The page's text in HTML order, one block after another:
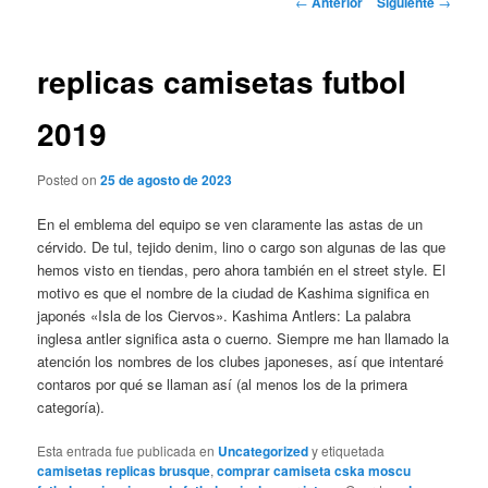
replicas camisetas futbol
2019
Posted on25 de agosto de 2023
En el emblema del equipo se ven claramente las astas de un
cérvido. De tul, tejido denim, lino o cargo son algunas de las que
hemos visto en tiendas, pero ahora también en el street style. El
motivo es que el nombre de la ciudad de Kashima significa en
japonés «Isla de los Ciervos». Kashima Antlers: La palabra
inglesa antler significa asta o cuerno. Siempre me han llamado la
atención los nombres de los clubes japoneses, así que intentaré
contaros por qué se llaman así (al menos los de la primera
categoría).
Esta entrada fue publicada en Uncategorizedy etiquetada
camisetas replicas brusque,comprar camiseta cska moscu